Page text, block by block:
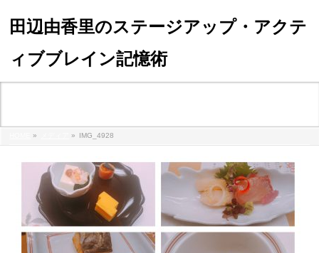
田辺由香里のステージアップ・アクテ
ィブブレイン記憶術
» » IMG_4928